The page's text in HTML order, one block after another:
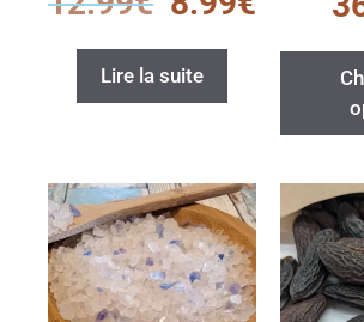
u
5
Lire la suite